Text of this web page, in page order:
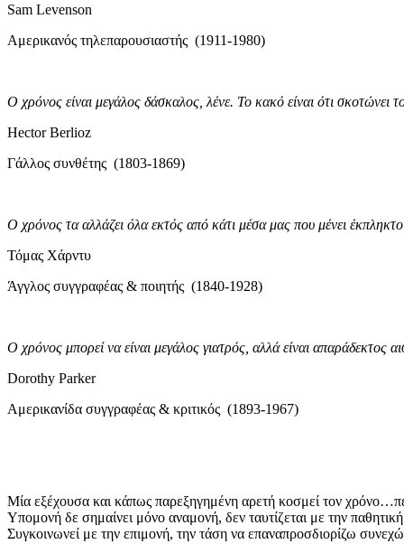
Sam Levenson
Αμερικανός τηλεπαρουσιαστής (1911-1980)
Ο χρόνος είναι μεγάλος δάσκαλος, λένε. Το κακό είναι ότι σκοτώνει
Hector Berlioz
Γάλλος συνθέτης (1803-1869)
Ο χρόνος τα αλλάζει όλα εκτός από κάτι μέσα μας που μένει
Τόμας Χάρντυ
Άγγλος συγγραφέας & ποιητής (1840-1928)
Ο χρόνος μπορεί να είναι μεγάλος γιατρός, αλλά είναι απαράδεκτος
Dorothy Parker
Αμερικανίδα συγγραφέας & κριτικός (1893-1967)
Μία εξέχουσα και κάπως παρεξηγημένη αρετή κοσμεί τον
Υπομονή δε σημαίνει μόνο αναμονή, δεν ταυτίζεται με την
Συγκοινωνεί με την επιμονή, την τάση να επαναπροσδιορίζω